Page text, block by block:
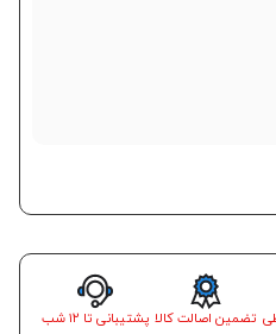
تضمین اصالت کالا پشتیبانی تا ۱۲ شب